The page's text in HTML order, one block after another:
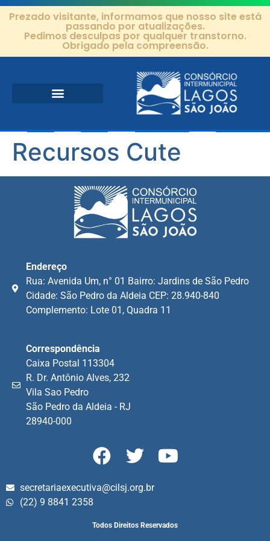
Prezado visitante, informamos que nosso site está
passando por atualizações.
Pedimos desculpas por qualquer transtorno.
Obrigado pela compreensão.
Recursos Cute
Endereço
Rua: Avenida Um, n° 01 Bairro: Jardins de São Pedro
Cidade: São Pedro da Aldeia CEP: 28.940-840
Complemento: Lote 01, Quadra 11
Correspondência
Caixa Postal 113304
R. Dr. Antônio Alves, 232
Vila Sao Pedro
São Pedro da Aldeia - RJ
28940-000
secretariaexecutiva@cilsj.org.br
(22) 9 8841 2358
Todos Direitos Reservados